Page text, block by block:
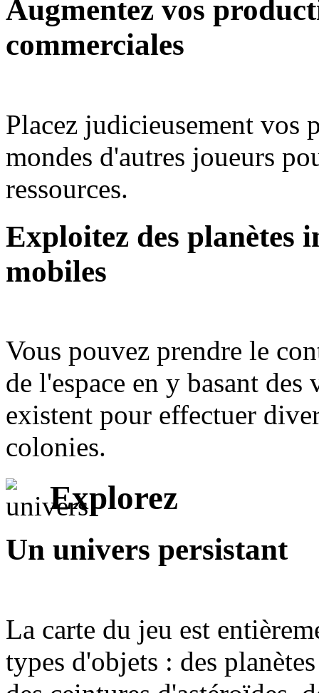
Augmentez vos
commerciales
Placez judicieusement vos
mondes d'autres joueurs
ressources.
Exploitez des planètes
mobiles
Vous pouvez prendre le
de l'espace en y basant
existent pour effectuer
colonies.
Explorez
Un univers persistant
La carte du jeu est
types d'objets : des